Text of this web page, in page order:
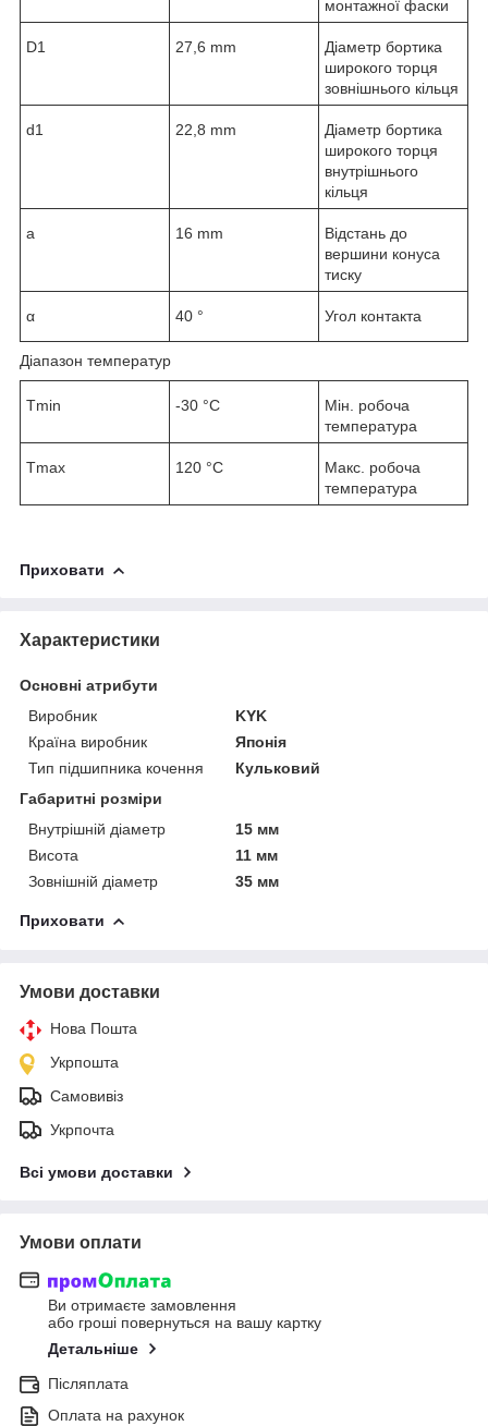
монтажної фаски
D1 27,6 mm
Діаметр бортика
широкого торця
зовнішнього кільця
d1 22,8 mm
Діаметр бортика
широкого торця
внутрішнього
кільця
a 16 mm
Відстань до
вершини конуса
тиску
α 40 ° Угол контакта
Діапазон температур
Tmin -30 °C
Мін. робоча
температура
Tmax 120 °C
Макс. робоча
температура
Приховати
Характеристики
Основні атрибути
Виробник
KYK
Країна виробник
Японія
Тип підшипника кочення
Кульковий
Габаритні розміри
Внутрішній діаметр
15 мм
Висота
11 мм
Зовнішній діаметр
35 мм
Приховати
Умови доставки
Нова Пошта
Укрпошта
Самовивіз
Укрпочта
Всі умови доставки
Умови оплати
Ви отримаєте замовлення
або гроші повернуться на вашу картку
Детальніше
Післяплата
Оплата на рахунок